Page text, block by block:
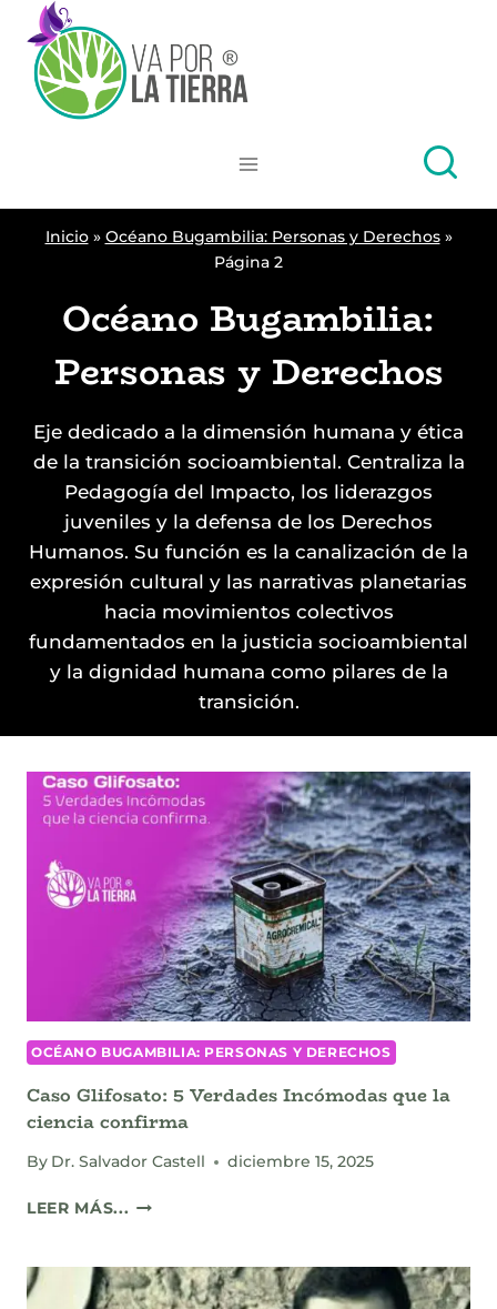
Skip
content
Inicio» Océano Bugambilia: Personas y Derechos»
Página 2
Océano Bugambilia:
Personas y Derechos
Eje dedicado a la dimensión humana y ética
de la transición socioambiental. Centraliza la
Pedagogía del Impacto, los liderazgos
juveniles y la defensa de los Derechos
Humanos. Su función es la canalización de la
expresión cultural y las narrativas planetarias
hacia movimientos colectivos
fundamentados en la justicia socioambiental
y la dignidad humana como pilares de la
transición.
OCÉANO BUGAMBILIA: PERSONAS Y DERECHOS
Caso Glifosato: 5 Verdades Incómodas que la
ciencia confirma
By Dr. Salvador Castell diciembre 15, 2025
LEER MÁS... CASO
VERDADES
INCÓMODAS